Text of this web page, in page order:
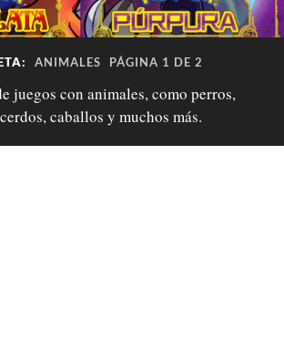
ANIMALES PÁGINA 1 DE 2
juegos con animales, como perros,
caballos y muchos más.